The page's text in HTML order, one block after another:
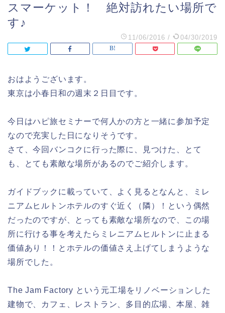
スマーケット！ 絶対訪れたい場所で
す♪
11/06/2016 / 04/30/2019
おはようございます。
東京は小春日和の週末２日目です。
今日はハピ旅セミナーで何人かの方と一緒に参加予定
なので充実した日になりそうです。
さて、今回バンコクに行った際に、見つけた、とて
も、とても素敵な場所があるのでご紹介します。
ガイドブックに載っていて、よく見るとなんと、ミレ
ニアムヒルトンホテルのすぐ近く（隣）！という偶然
だったのですが、とっても素敵な場所なので、この場
所に行ける事を考えたらミレニアムヒルトンに止まる
価値あり！！とホテルの価値さえ上げてしまうような
場所でした。
The Jam Factory という元工場をリノベーションした
建物で、カフェ、レストラン、多目的広場、本屋、雑